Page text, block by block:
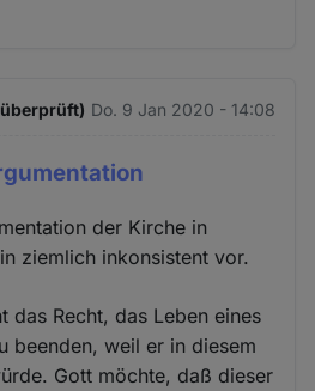
Do. 9 Jan 2020 - 14:08
der Kirche in
ziemlich inkonsistent vor.
das Recht, das Leben eines
beenden, weil er in diesem
Gott möchte, daß dieser